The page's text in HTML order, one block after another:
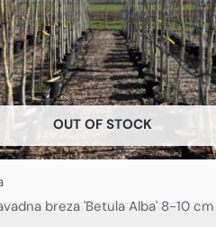
OUT OF STOCK
breza 'Betula Alba' 8-10 cm